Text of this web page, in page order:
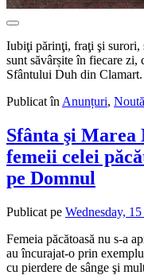
Iubiţi părinţi, fraţi şi surori,
sunt săvârșite în fiecare zi,
Sfântului Duh din Clamart.
Publicat în Anunțuri,
Sfânta şi
femeii celei
pe Domnul
Publicat pe Wednesday,
Femeia păcătoasă nu s-a
au încurajat-o prin
cu pierdere de sânge şi